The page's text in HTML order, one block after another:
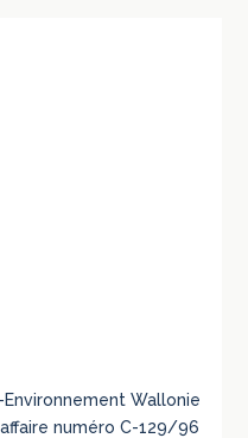
Environnement Wallonie
numéro C-129/96